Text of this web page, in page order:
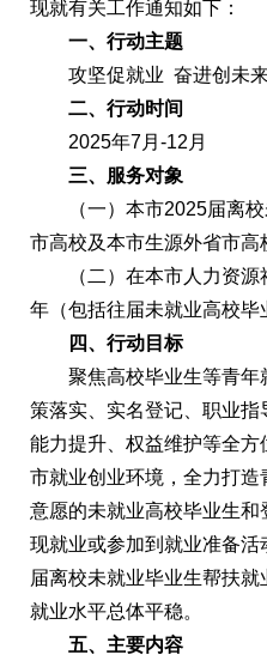
现就有关工作通知如下：
一、行动主题
攻坚促就业 奋进创未
二、行动时间
2025年7月-12月
三、服务对象
（一）本市2025届离校
市高校及本市生源外省市高
（二）在本市人力资源
年（包括往届未就业高校毕
四、行动目标
聚焦高校毕业生等青年
策落实、实名登记、职业指
能力提升、权益维护等全
市就业创业环境，全力打造
意愿的未就业高校毕业生
现就业或参加到就业准备
届离校未就业毕业生帮扶
就业水平总体平稳。
五、主要内容